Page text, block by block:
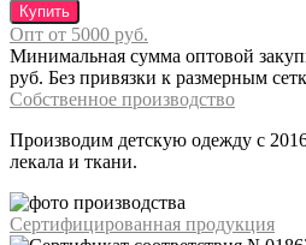
Купить
Опт от 5000 руб.
Минимальная сумма оптовой
руб. Без привязки к размерным
Собственное производство
Производим детскую одежду с
лекала и ткани.
Сертифицированная продукция